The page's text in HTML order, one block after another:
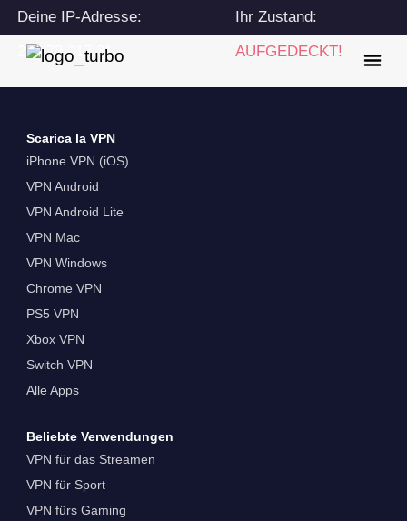
Deine IP-Adresse:
216.73.217.31
Ihr Zustand:
AUFGEDECKT!
Scarica la VPN
iPhone VPN (iOS)
VPN Android
VPN Android Lite
VPN Mac
VPN Windows
Chrome VPN
PS5 VPN
Xbox VPN
Switch VPN
Alle Apps
Beliebte Verwendungen
VPN für das Streamen
VPN für Sport
VPN fürs Gaming